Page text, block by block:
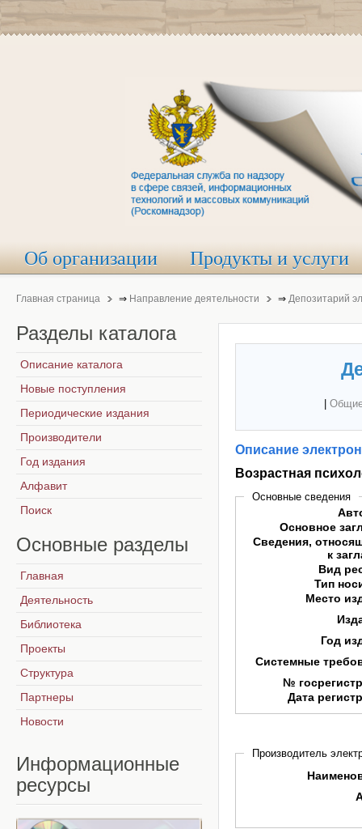
Об организации Продукты и услуги
Главная страница ⇒ Направление деятельности ⇒ Депозитарий
Описание
Возрастная
Основные сведения
Основное
Сведения,
к
Вид
Тип
Место
Год
Системные
№
Дата
Производитель
Разделы каталога
Описание каталога
Новые поступления
Периодические издания
Производители
Год издания
Алфавит
Поиск
Основные разделы
Главная
Деятельность
Библиотека
Проекты
Структура
Партнеры
Новости
Информационные
ресурсы